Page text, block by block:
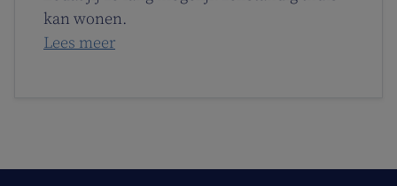
kan wonen.
Lees meer